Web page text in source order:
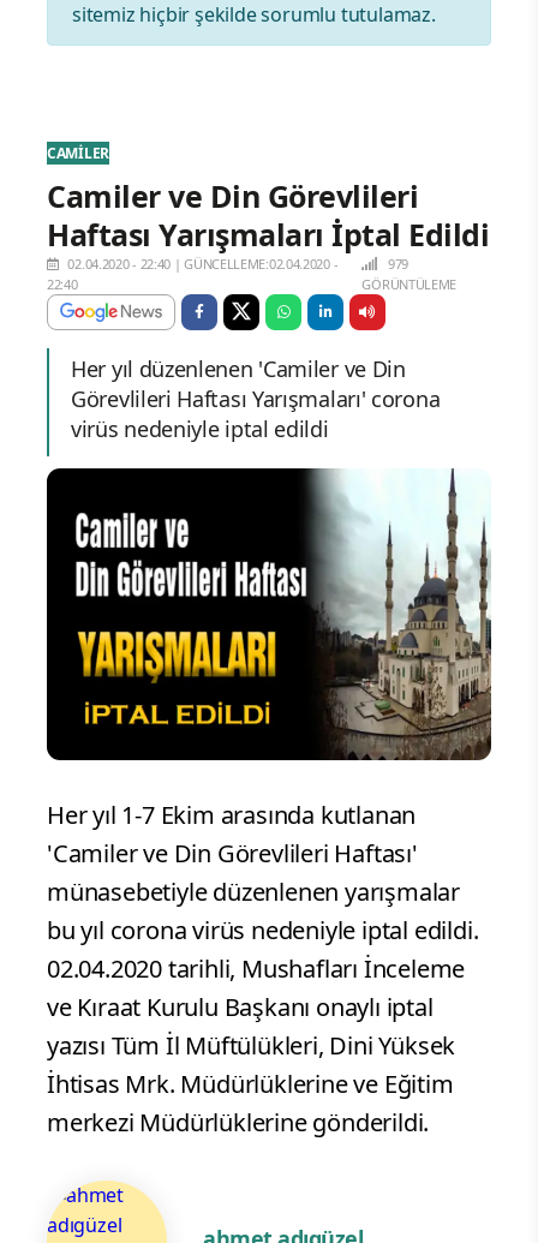
sitemiz hiçbir şekilde sorumlu tutulamaz.
CAMİLER
Camiler ve Din Görevlileri
Haftası Yarışmaları İptal Edildi
02.04.2020 - 22:40 |GÜNCELLEME:02.04.2020 -
22:40
979
GÖRÜNTÜLEME
Her yıl düzenlenen 'Camiler ve Din
Görevlileri Haftası Yarışmaları' corona
virüs nedeniyle iptal edildi
Her yıl 1-7 Ekim arasında kutlanan
'Camiler ve Din Görevlileri Haftası'
münasebetiyle düzenlenen yarışmalar
bu yıl corona virüs nedeniyle iptal edildi.
02.04.2020 tarihli, Mushafları İnceleme
ve Kıraat Kurulu Başkanı onaylı iptal
yazısı Tüm İl Müftülükleri, Dini Yüksek
İhtisas Mrk. Müdürlüklerine ve Eğitim
merkezi Müdürlüklerine gönderildi.